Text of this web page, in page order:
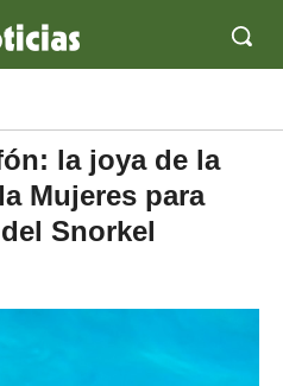
la joya de la
Mujeres para
Snorkel